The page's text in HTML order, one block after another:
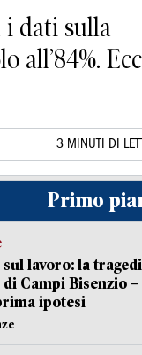
i dati sulla
all’84%.
3 MINUTI DI
Primo
lavoro: la
Campi Bisenzio –
ipotesi